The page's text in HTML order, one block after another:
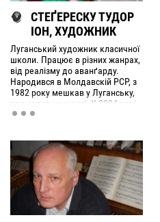
СТЕҐЕРЕСКУ ТУДОР
ІОН, ХУДОЖНИК
Луганський художник класичної
школи. Працює в різних жанрах,
від реалізму до аванґарду.
Народився в Молдавскій РСР, з
1982 року мешкав у Луганську,
працював на шахті. У 2004 році
відбулася персональна виставка
містах України.